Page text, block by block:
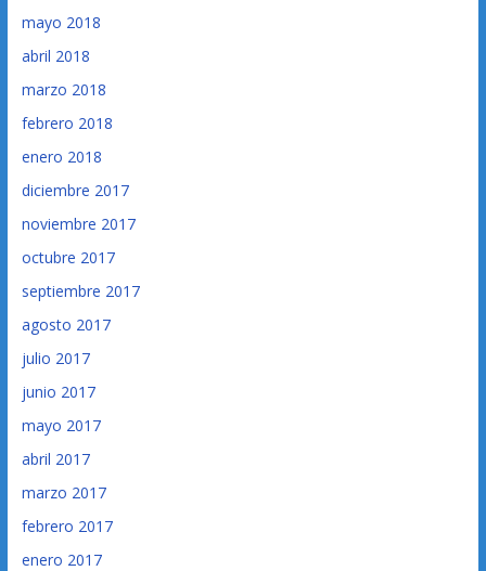
mayo 2018
abril 2018
marzo 2018
febrero 2018
enero 2018
diciembre 2017
noviembre 2017
octubre 2017
septiembre 2017
agosto 2017
julio 2017
junio 2017
mayo 2017
abril 2017
marzo 2017
febrero 2017
enero 2017